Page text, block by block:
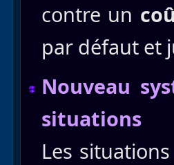
contre un
par défaut et
Nouveau
situations
Les